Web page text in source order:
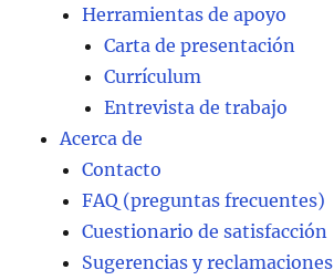
Herramientas de apoyo
Carta de presentación
Currículum
Entrevista de trabajo
Acerca de
Contacto
FAQ (preguntas frecuentes)
Cuestionario de satisfacción
Sugerencias y reclamaciones